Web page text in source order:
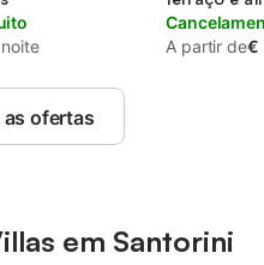
jardim
A partir de€
ofertas
em Santorini